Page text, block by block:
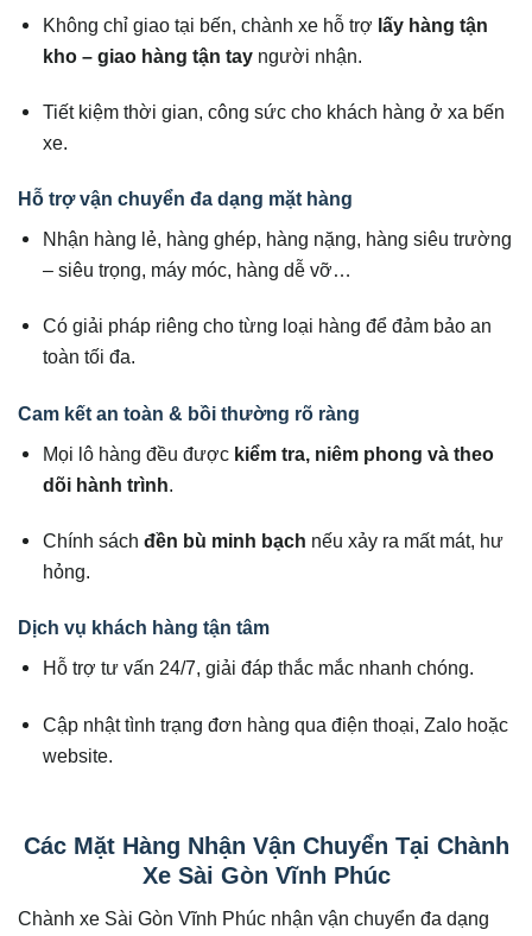
Không chỉ giao tại bến, chành xe hỗ trợ lấy hàng tận
kho – giao hàng tận tay người nhận.
Tiết kiệm thời gian, công sức cho khách hàng ở xa bến
xe.
Hỗ trợ vận chuyển đa dạng mặt hàng
Nhận hàng lẻ, hàng ghép, hàng nặng, hàng siêu trường
– siêu trọng, máy móc, hàng dễ vỡ…
Có giải pháp riêng cho từng loại hàng để đảm bảo an
toàn tối đa.
Cam kết an toàn & bồi thường rõ ràng
Mọi lô hàng đều được kiểm tra, niêm phong và theo
dõi hành trình.
Chính sáchđền bù minh bạch nếu xảy ra mất mát, hư
hỏng.
Dịch vụ khách hàng tận tâm
Hỗ trợ tư vấn 24/7, giải đáp thắc mắc nhanh chóng.
Cập nhật tình trạng đơn hàng qua điện thoại, Zalo hoặc
website.
Các Mặt Hàng Nhận Vận Chuyển Tại Chành
Xe Sài Gòn Vĩnh Phúc
Chành xe Sài Gòn Vĩnh Phúc nhận vận chuyển đa dạng